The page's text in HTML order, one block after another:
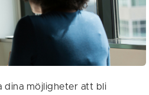
dina möjligheter att bli